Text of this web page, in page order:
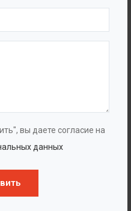
вы даете согласие на
данных